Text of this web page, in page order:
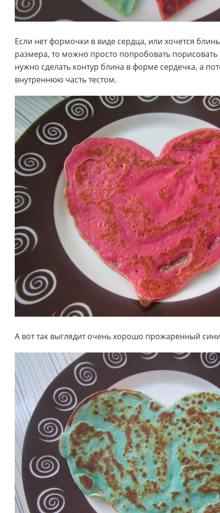
Если нет формочки в виде сердца, или хочется
размера, то можно просто попробовать
нужно сделать контур блина в форме сердечка, а
внутреннюю часть тестом.
А вот так выглядит очень хорошо прожаренный